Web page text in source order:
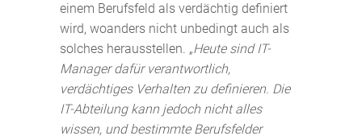
einem Berufsfeld als verdächtig definiert
wird, woanders nicht unbedingt auch als
solches herausstellen. „Heute sind IT-
Manager dafür verantwortlich,
verdächtiges Verhalten zu definieren. Die
IT-Abteilung kann jedoch nicht alles
wissen, und bestimmte Berufsfelder